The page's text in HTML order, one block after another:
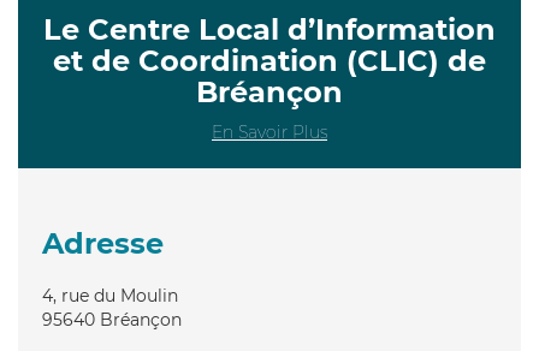
Le Centre Local d’Information
et de Coordination (CLIC) de
Bréançon
En Savoir Plus
Adresse
4, rue du Moulin
95640 Bréançon